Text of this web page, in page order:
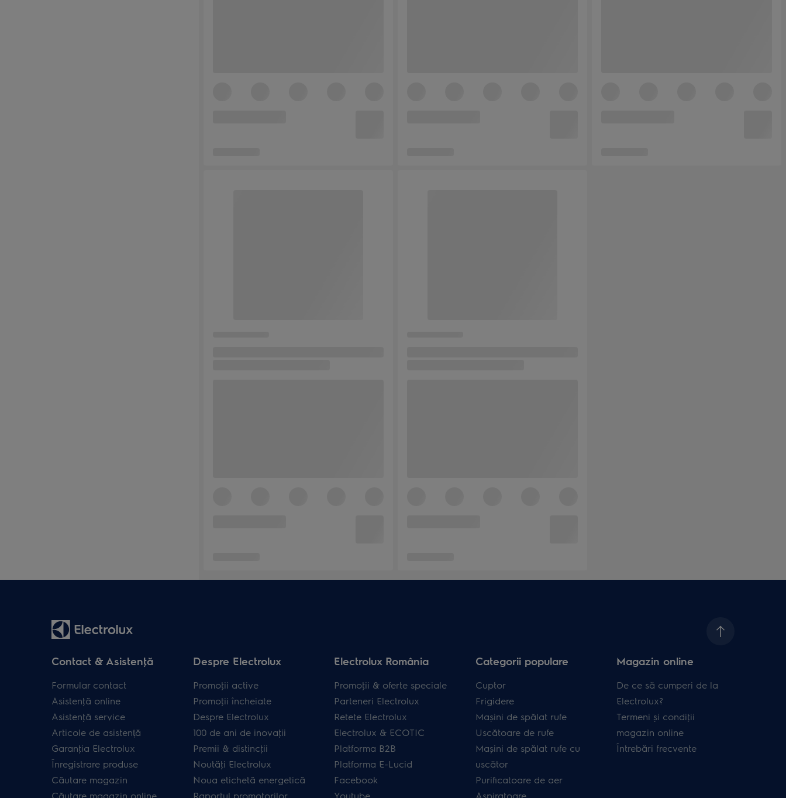
Contact & Asistenţă
Formular contact
Asistenţă online
Asistenţă service
Articole de asistență
Garanţia Electrolux
Înregistrare produse
Căutare magazin
Căutare magazin online
Despre Electrolux
Promoţii active
Promoţii încheiate
Despre Electrolux
100 de ani de inovaţii
Premii & distincţii
Noutăţi Electrolux
Noua etichetă energetică
Raportul promotorilor
Electrolux România
Promoţii & oferte speciale
Parteneri Electrolux
Retete Electrolux
Electrolux & ECOTIC
Platforma B2B
Platforma E-Lucid
Facebook
Youtube
Categorii populare
Cuptor
Frigidere
Mașini de spălat rufe
Uscătoare de rufe
Mașini de spălat rufe cu
uscător
Purificatoare de aer
Aspiratoare
Magazin online
De ce să cumperi de la
Electrolux?
Termeni și condiţii
magazin online
Întrebări frecvente